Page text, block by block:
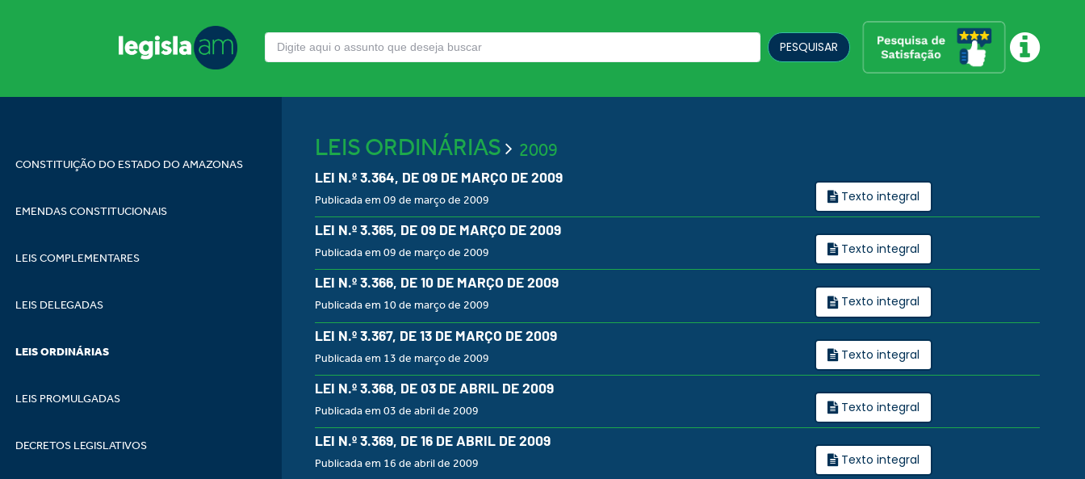
PESQUISAR
CONSTITUIÇÃO DO ESTADO DO AMAZONAS
EMENDAS CONSTITUCIONAIS
LEIS COMPLEMENTARES
LEIS DELEGADAS
LEIS ORDINÁRIAS
LEIS PROMULGADAS
DECRETOS LEGISLATIVOS
LEIS ORDINÁRIAS 2009
LEI N.º 3.364, DE 09 DE MARÇO DE 2009
Publicada em 09 de março de 2009 Texto integral
LEI N.º 3.365, DE 09 DE MARÇO DE 2009
Publicada em 09 de março de 2009 Texto integral
LEI N.º 3.366, DE 10 DE MARÇO DE 2009
Publicada em 10 de março de 2009 Texto integral
LEI N.º 3.367, DE 13 DE MARÇO DE 2009
Publicada em 13 de março de 2009 Texto integral
LEI N.º 3.368, DE 03 DE ABRIL DE 2009
Publicada em 03 de abril de 2009 Texto integral
LEI N.º 3.369, DE 16 DE ABRIL DE 2009
Publicada em 16 de abril de 2009 Texto integral